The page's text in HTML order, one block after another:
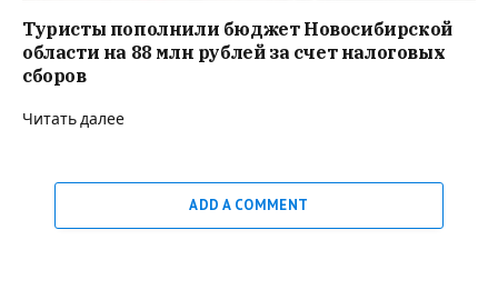
Туристы пополнили бюджет Новосибирской
области на 88 млн рублей за счет налоговых
сборов
Читать далее
ADD A COMMENT